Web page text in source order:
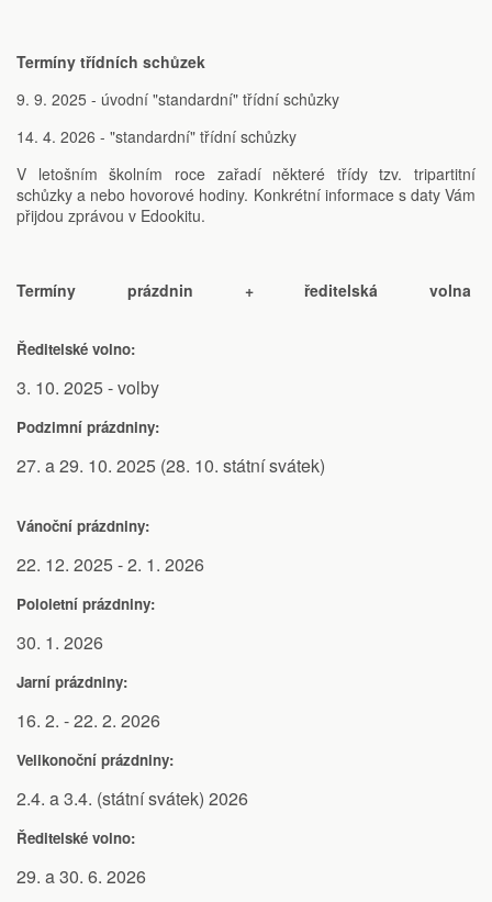
Termíny třídních schůzek
9. 9. 2025 - úvodní "standardní" třídní schůzky
14. 4. 2026 - "standardní" třídní schůzky
V letošním školním roce zařadí některé třídy tzv. tripartitní
schůzky a nebo hovorové hodiny. Konkrétní informace s daty Vám
přijdou zprávou v Edookitu.
Termíny prázdnin + ředitelská volna
Ředitelské volno:
3. 10. 2025 - volby
Podzimní prázdniny:
27. a 29. 10. 2025 (28. 10. státní svátek)
Vánoční prázdniny:
22. 12. 2025 - 2. 1. 2026
Pololetní prázdniny:
30. 1. 2026
Jarní prázdniny:
16. 2. - 22. 2. 2026
Velikonoční prázdniny:
2.4. a 3.4. (státní svátek) 2026
Ředitelské volno:
29. a 30. 6. 2026